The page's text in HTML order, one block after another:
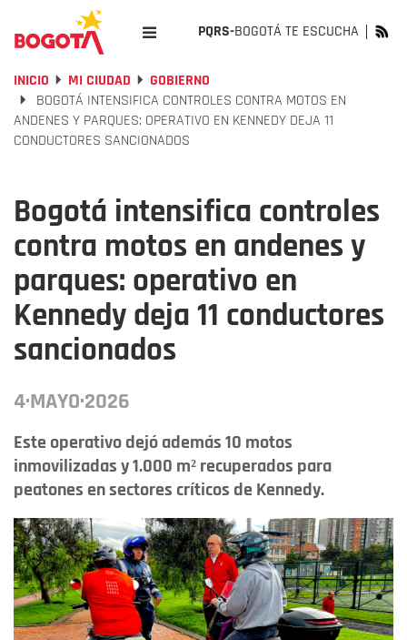
PQRS-BOGOTÁ TE ESCUCHA
INICIO MI CIUDAD
GOBIERNO
BOGOTÁ INTENSIFICA CONTROLES CONTRA MOTOS EN
ANDENES Y PARQUES: OPERATIVO EN KENNEDY DEJA 11
CONDUCTORES SANCIONADOS
Bogotá intensifica controles
contra motos en andenes y
parques: operativo en
Kennedy deja 11 conductores
sancionados
4·MAYO·2026
Este operativo dejó además 10 motos
inmovilizadas y 1.000 m² recuperados para
peatones en sectores críticos de Kennedy.